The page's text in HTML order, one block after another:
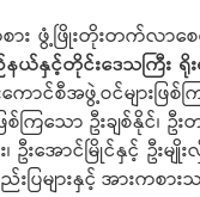
ကစား ဖွံ့ဖြိုးတိုးတက်လ
ည်နယ်နှင့်တိုင်းဒေသကြီး ရို
ာင်စီအဖွဲ့ဝင်များဖြစ်
ြစ်ကြသော ဦးချစ်နိုင်
း၊ ဦးအောင်မြိုင်နှင့် ဦ
ပြများနှင့် အားကစာ